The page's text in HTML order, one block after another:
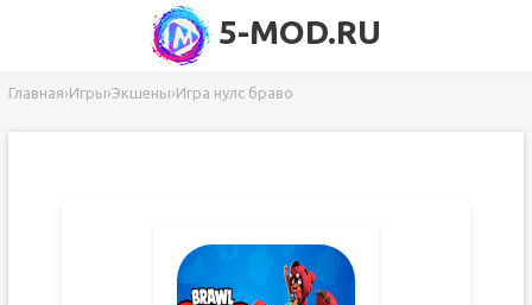
5-MOD.RU
Главная›Игры›Экшены›Игра нулс браво